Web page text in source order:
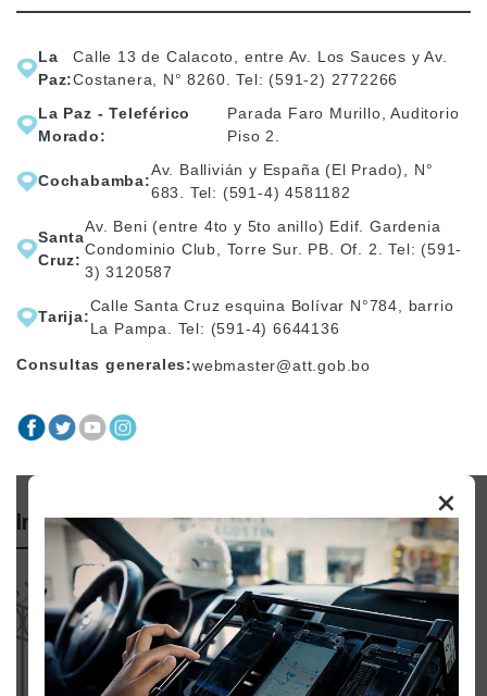
La
Paz:
Calle 13 de Calacoto, entre Av. Los Sauces y Av.
Costanera, N° 8260. Tel: (591-2) 2772266
La Paz - Teleférico
Morado:
Parada Faro Murillo, Auditorio
Piso 2.
Cochabamba:
Av. Ballivián y España (El Prado), N°
683. Tel: (591-4) 4581182
Santa
Cruz:
Av. Beni (entre 4to y 5to anillo) Edif. Gardenia
Condominio Club, Torre Sur. PB. Of. 2. Tel: (591-
3) 3120587
Tarija:
Calle Santa Cruz esquina Bolívar N°784, barrio
La Pampa. Tel: (591-4) 6644136
Consultas generales:webmaster@att.gob.bo
×
Importante